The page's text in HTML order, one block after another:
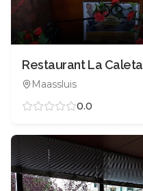
Restaurant La Caleta
Maassluis
0.0